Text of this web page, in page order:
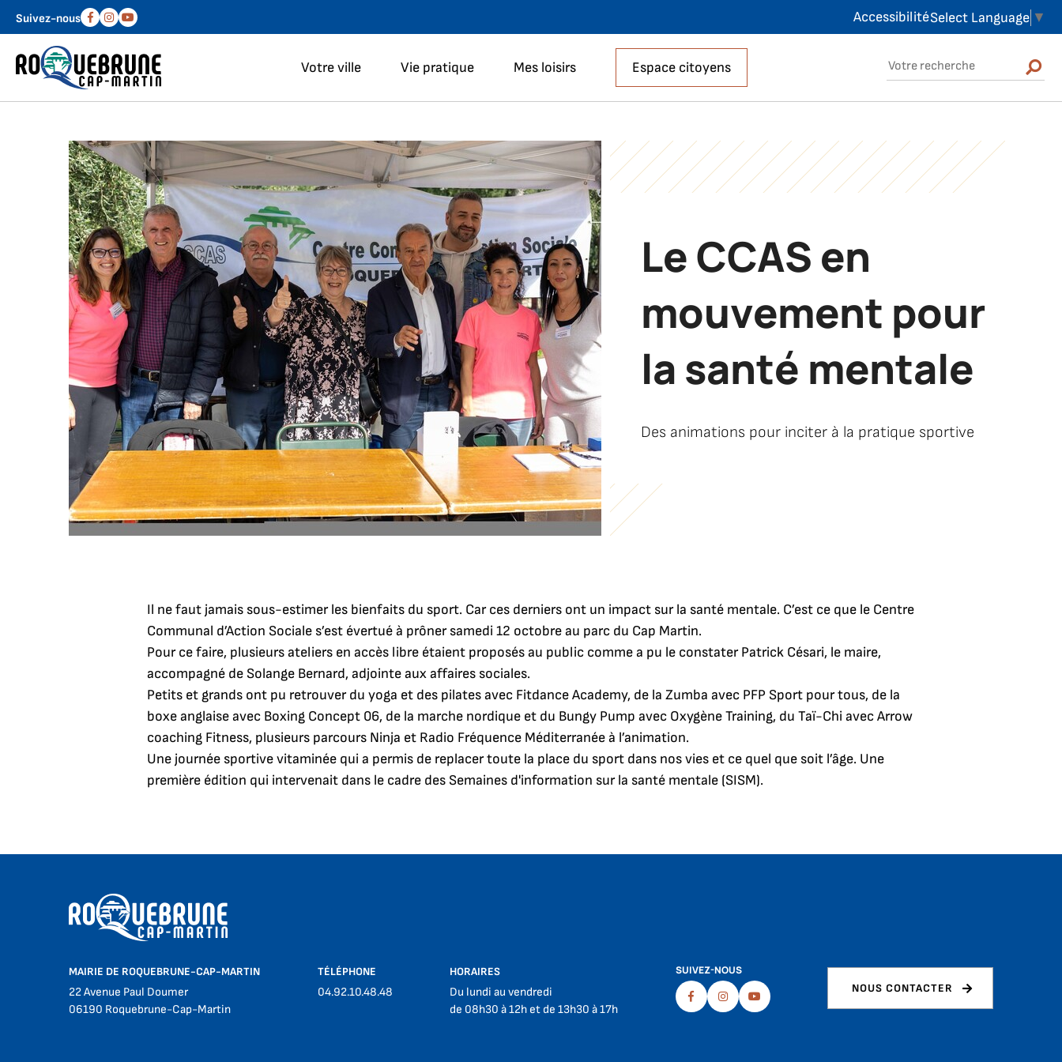
Votre ville Vie pratique Mes loisirs Espace citoyens Rechercher sur le site
Rechercher
Suivez-nous Facebook
Instagram
Youtube
AccessibilitéSelect Language ▼
Le CCAS en
mouvement pour
la santé mentale
Des animations pour inciter à la pratique sportive
Il ne faut jamais sous-estimer les bienfaits du sport. Car ces derniers ont un impact sur la santé mentale. C’est ce que le Centre
Communal d’Action Sociale s’est évertué à prôner samedi 12 octobre au parc du Cap Martin.
Pource faire, plusieurs ateliers en accès libre étaient proposés au public comme a pu le constater Patrick Césari, le maire,
accompagné de Solange Bernard, adjointe aux affaires sociales.
Petits et grands ont pu retrouver du yoga et des pilates avec Fitdance Academy, de la Zumba avec PFP Sport pour tous, de la
boxe anglaiseavec Boxing Concept 06, de la marche nordique et du Bungy Pump avec Oxygène Training, du Taï-Chi avec Arrow
coaching Fitness, plusieurs parcours Ninja et Radio Fréquence Méditerranée à l’animation.
Une journée sportive vitaminée qui a permis de replacer toute la place du sport dans nos vies et ce quel que soit l’âge. Une
première édition qui intervenait dans le cadre des Semaines d'information sur la santé mentale (SISM).
MAIRIE DE ROQUEBRUNE-CAP-MARTIN
22 Avenue Paul Doumer
06190 Roquebrune-Cap-Martin
TÉLÉPHONE
04.92.10.48.48
HORAIRES
Du lundi au vendredi
de 08h30 à 12h et de 13h30 à 17h
SUIVEZ-NOUS
FacebookInstagramYoutube
NOUS CONTACTER